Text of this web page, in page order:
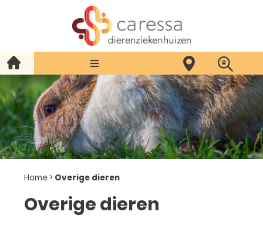
Home > Overige dieren
Overige dieren